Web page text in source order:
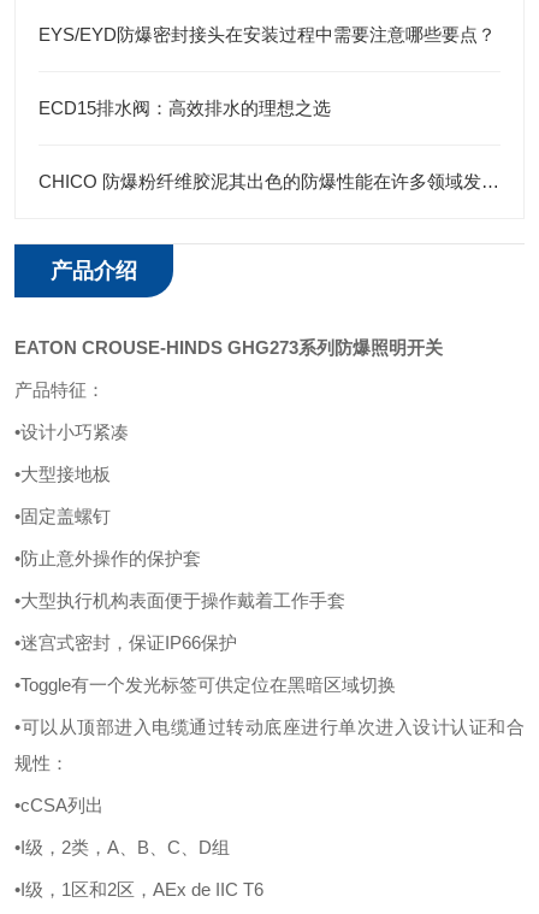
EYS/EYD防爆密封接头在安装过程中需要注意哪些要点？
ECD15排水阀：高效排水的理想之选
CHICO 防爆粉纤维胶泥其出色的防爆性能在许多领域发挥着重要的作用
产品介绍
EATON CROUSE-HINDS GHG273系列防爆照明开关
产品特征：
•设计小巧紧凑
•大型接地板
•固定盖螺钉
•防止意外操作的保护套
•大型执行机构表面便于操作戴着工作手套
•迷宫式密封，保证IP66保护
•Toggle有一个发光标签可供定位在黑暗区域切换
•可以从顶部进入电缆通过转动底座进行单次进入设计认证和合
规性：
•cCSA列出
•I级，2类，A、B、C、D组
•I级，1区和2区，AEx de IIC T6